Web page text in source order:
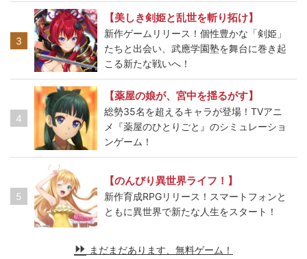
3
【美しき剣姫と乱世を斬り拓け】
新作ゲームリリース！個性豊かな「剣姫」
たちと出会い、武應学園塾を舞台に巻き起
こる新たな戦いへ！
4
【薬屋の娘が、宮中を揺るがす】
総勢35名を超えるキャラが登場！TVアニ
メ『薬屋のひとりごと』のシミュレーショ
ンゲーム！
5
【のんびり異世界ライフ！】
新作育成RPGリリース！スマートフォンと
ともに異世界で新たな人生をスタート！
まだまだあります、無料ゲーム！